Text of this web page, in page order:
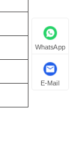
WhatsApp
E-Mail